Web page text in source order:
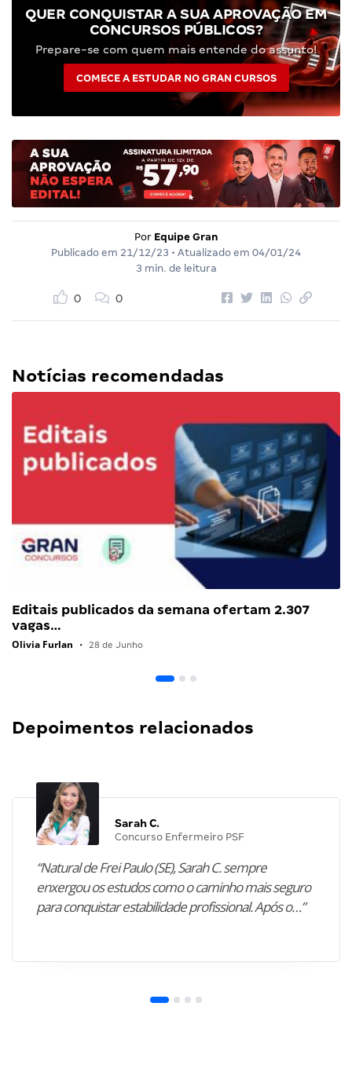
QUER CONQUISTAR A SUA APROVAÇÃO EM
CONCURSOS PÚBLICOS?
Prepare-se com quem mais entende do assunto!
COMECE A ESTUDAR NO GRAN CURSOS
Por Equipe Gran
Publicado em 21/12/23 • Atualizado em 04/01/24
3 min. de leitura
0 0
Notícias recomendadas
Editais publicados da semana ofertam 2.307
vagas…
Olivia Furlan • 28 de Junho
Depoimentos relacionados
Sarah C.
Concurso Enfermeiro PSF
“Natural de Frei Paulo (SE), Sarah C. sempre
enxergou os estudos como o caminho mais seguro
para conquistar estabilidade profissional. Após o…”